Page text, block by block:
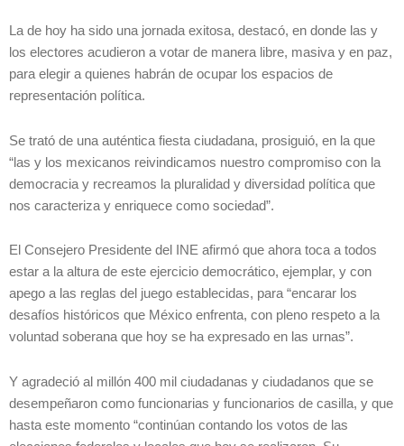
La de hoy ha sido una jornada exitosa, destacó, en donde las y
los electores acudieron a votar de manera libre, masiva y en paz,
para elegir a quienes habrán de ocupar los espacios de
representación política.
Se trató de una auténtica fiesta ciudadana, prosiguió, en la que
“las y los mexicanos reivindicamos nuestro compromiso con la
democracia y recreamos la pluralidad y diversidad política que
nos caracteriza y enriquece como sociedad”.
El Consejero Presidente del INE afirmó que ahora toca a todos
estar a la altura de este ejercicio democrático, ejemplar, y con
apego a las reglas del juego establecidas, para “encarar los
desafíos históricos que México enfrenta, con pleno respeto a la
voluntad soberana que hoy se ha expresado en las urnas”.
Y agradeció al millón 400 mil ciudadanas y ciudadanos que se
desempeñaron como funcionarias y funcionarios de casilla, y que
hasta este momento “continúan contando los votos de las